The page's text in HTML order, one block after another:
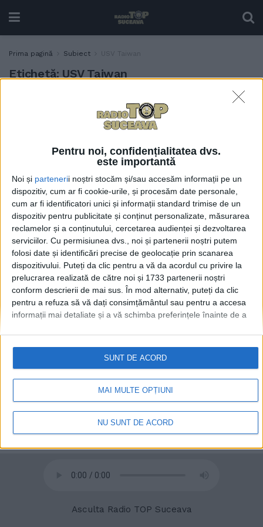
Pentru noi, confidențialitatea dvs.
este importantă
Noi și partenerii noștri stocăm și/sau accesăm informații pe un
dispozitiv, cum ar fi cookie-urile, și procesăm date personale,
cum ar fi identificatori unici și informații standard trimise de un
dispozitiv pentru publicitate și conținut personalizate, măsurarea
reclamelor și a conținutului, cercetarea audienței și dezvoltarea
serviciilor. Cu permisiunea dvs., noi și partenerii noștri putem
folosi date și identificări precise de geolocație prin scanarea
dispozitivului. Puteți da clic pentru a vă da acordul cu privire la
prelucrarea realizată de către noi și 1733 partenerii noștri
conform descrierii de mai sus. În mod alternativ, puteți da clic
pentru a refuza să vă dați consimțământul sau pentru a accesa
informații mai detaliate și a vă schimba preferințele înainte de a
retrageți consimțământul în orice moment, revenind la acest site
și făcând clic pe butonul "Confidențialitate" din partea de jos a
paginii web.
MAI MULTE OPȚIUNI
NU SUNT DE ACORD
SUNT DE ACORD
Prima pagină Subiect USV Taiwan
Etichetă: USV Taiwan
USV, patru medalii la
International Invention &
Design EXPO – KIDE 2025.
înscrise peste 600 de
invenții
12 DECEMBRIE, 2025
Asculta Radio TOP Suceava